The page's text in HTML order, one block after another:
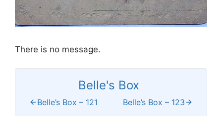
There is no message.
Belle's Box
Belle’s Box – 121 Belle’s Box – 123